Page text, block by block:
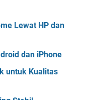
Lewat HP dan
dan iPhone
untuk Kualitas